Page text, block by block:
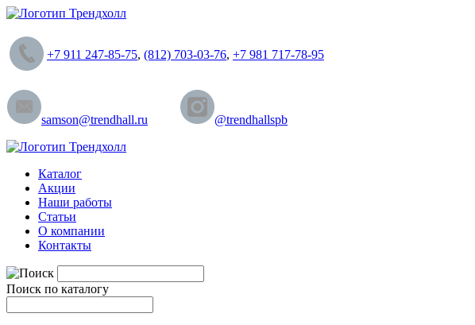
+7 911 247-85-75, (812) 703-03-76, +7 981 717-78-95
samson@trendhall.ru @trendhallspb
Каталог
Акции
Наши работы
Статьи
О компании
Контакты
Поиск по каталогу